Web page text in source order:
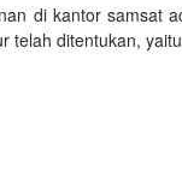
di kantor samsat
telah ditentukan,